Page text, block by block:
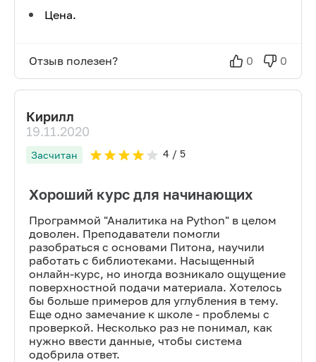
Цена.
Отзыв полезен? 0 0
Кирилл
19.11.2020
Засчитан 4 / 5
Хороший курс для начинающих
Программой "Аналитика на Python" в целом
доволен. Преподаватели помогли
разобраться с основами Питона, научили
работать с библиотеками. Насыщенный
онлайн-курс, но иногда возникало ощущение
поверхностной подачи материала. Хотелось
бы больше примеров для углубления в тему.
Еще одно замечание к школе - проблемы с
проверкой. Несколько раз не понимал, как
нужно ввести данные, чтобы система
одобрила ответ.